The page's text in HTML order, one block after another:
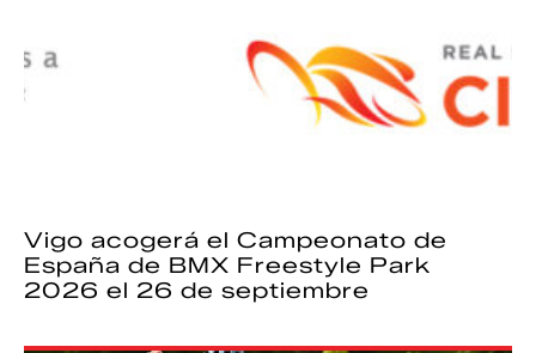
Vigo acogerá el Campeonato de
España de BMX Freestyle Park
2026 el 26 de septiembre